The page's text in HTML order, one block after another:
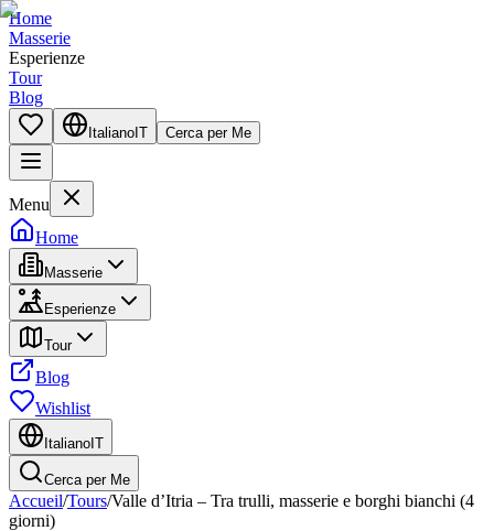
Home
Masserie
Esperienze
Tour
Blog
Italiano IT Cerca per Me
Menu
Home
Masserie
Esperienze
Tour
Blog
Wishlist
Italiano IT
Cerca per Me
Accueil/Tours/Valle d’Itria – Tra trulli, masserie e borghi bianchi (4
giorni)